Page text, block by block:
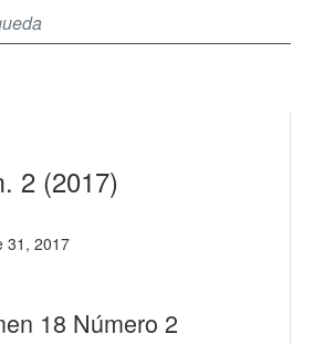
2 (2017)
31, 2017
18 Número 2